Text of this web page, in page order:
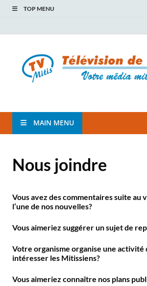
TOP MENU
TVM
MAIN MENU
Nous joindre
Vous avez des commentaires suite au
l’une de nos nouvelles?
Vous aimeriez suggérer un sujet de
Votre organisme organise une activité
intéresser les Mitissiens?
Vous aimeriez connaître nos plans